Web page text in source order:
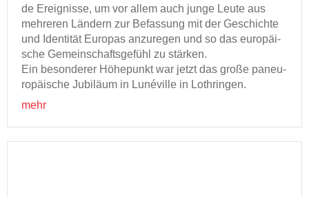
de Er­eig­nis­se, um vor allem auch junge Leute aus
meh­re­ren Län­dern zur Be­fas­sung mit der Ge­schich­te
und Iden­ti­tät Eu­ro­pas an­zu­re­gen und so das eu­ro­päi­
sche Ge­mein­schafts­ge­fühl zu stär­ken.
Ein be­son­de­rer Hö­he­punkt war jetzt das große pan­eu­
ro­päi­sche Ju­bi­lä­um in Lunéville in Loth­rin­gen.
mehr